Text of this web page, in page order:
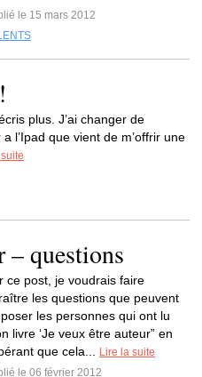
le 15 mars 2012
plus. J’ai changer de
l’Ipad que vient de m’offrir une
– questions
ce post, je voudrais faire
les questions que peuvent
les personnes qui ont lu
livre ‘Je veux être auteur” en
que cela...
Lire la suite
le 06 février 2012